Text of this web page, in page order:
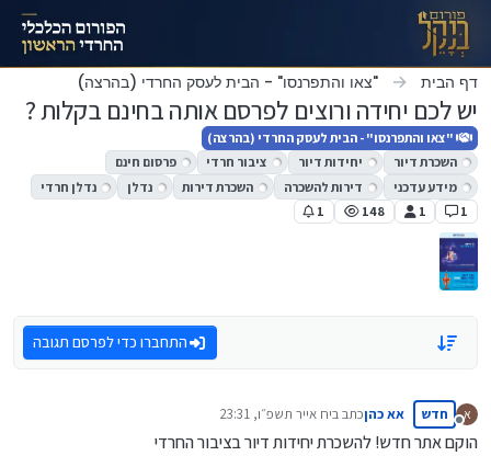
דילוג לתוכן
דף הבית "צאו והתפרנסו" - הבית לעסק החרדי (בהרצה)
יש לכם יחידה ורוצים לפרסם אותה בחינם בקלות ?
"צאו והתפרנסו" - הבית לעסק החרדי (בהרצה)
השכרת דיור
יחידות דיור ציבור חרדי
פרסום חינם
מידע עדכני
דירות להשכרה השכרת דירות נדלן
נדלן חרדי
1
1
148
1
התחברו כדי לפרסם תגובה
א
מנותק
חדש אא כהןכתב ביח אייר תשפ״ו, 23:31
נערך לאחרונה על ידי
הוקם אתר חדש! להשכרת יחידות דיור בציבור החרדי